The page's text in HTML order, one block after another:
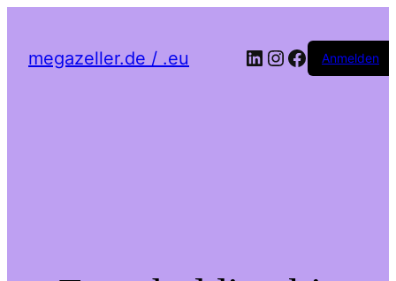
megazeller.de / .eu LinkedIn
Instagram
Facebook
Anmelden